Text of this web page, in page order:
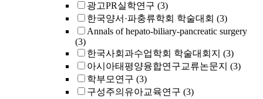
광고PR실학연구 (3)
한국양서·파충류학회 학술대회 (3)
Annals of hepato-biliary-pancreatic surgery
(3)
한국사회과수업학회 학술대회지 (3)
아시아태평양융합연구교류논문지 (3)
학부모연구 (3)
구성주의유아교육연구 (3)